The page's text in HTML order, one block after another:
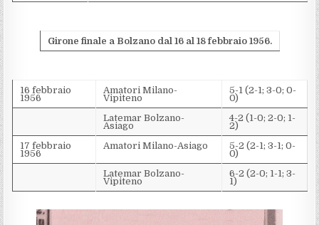
Girone finale a Bolzano dal 16 al 18 febbraio 1956.
16 febbraio
1956
Amatori Milano-
Vipiteno
5-1 (2-1; 3-0; 0-
0)
Latemar Bolzano-
Asiago
4-2 (1-0; 2-0; 1-
2)
17 febbraio
1956
Amatori Milano-Asiago 5-2 (2-1; 3-1; 0-
0)
Latemar Bolzano-
Vipiteno
6-2 (2-0; 1-1; 3-
1)